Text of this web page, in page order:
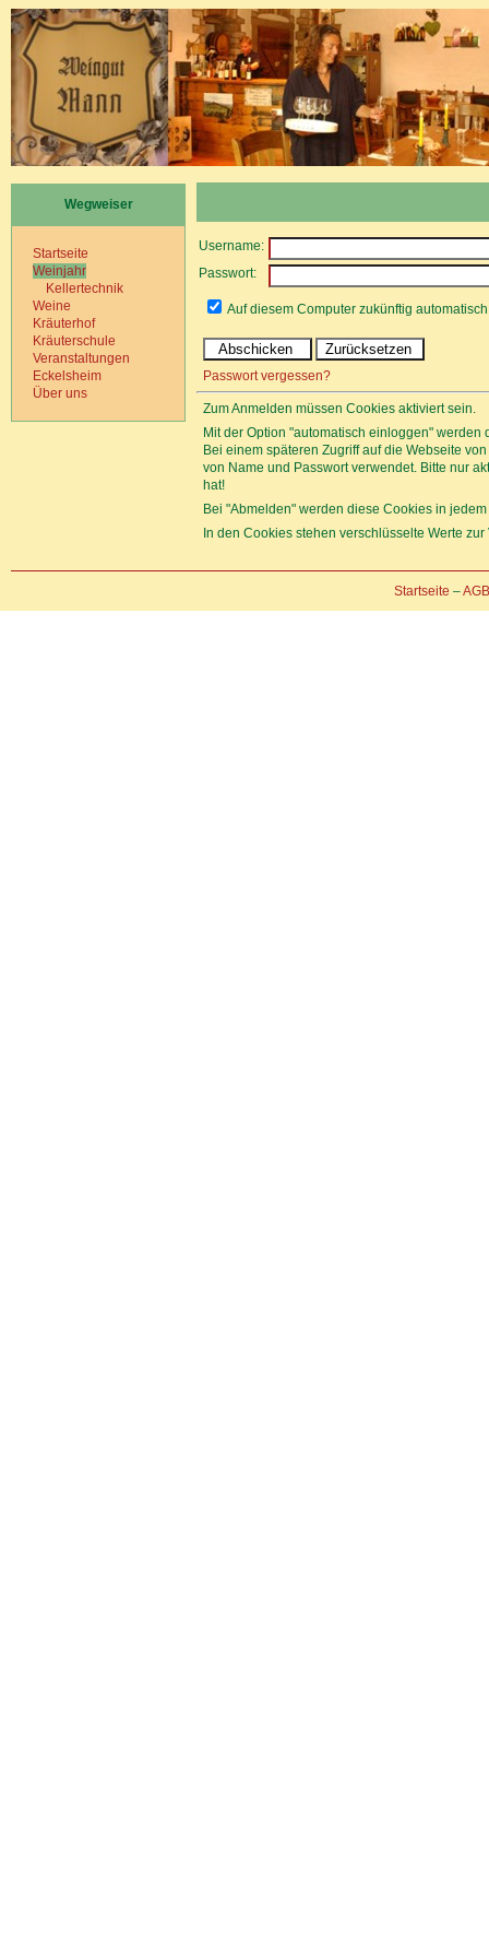
Wegweiser
Startseite
Weinjahr
Kellertechnik
Weine
Kräuterhof
Kräuterschule
Veranstaltungen
Eckelsheim
Über uns
Username:
Passwort:
Auf diesem Computer zukünftig
Passwort vergessen?
Zum Anmelden müssen Cookies aktiviert sein.
Mit der Option "automatisch einloggen"
Bei einem späteren Zugriff auf die Webseite
von Name und Passwort verwendet. Bitte nur
hat!
Bei "Abmelden" werden diese Cookies in
In den Cookies stehen verschlüsselte Werte
Startseite –AGB